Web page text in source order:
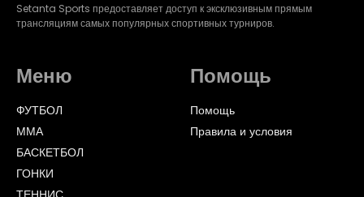
Setanta Sports предоставляет доступ к эксклюзивным прямым
трансляциям самых популярных спортивных турниров.
Меню
ФУТБОЛ
ММА
БАСКЕТБОЛ
ГОНКИ
Помощь
Помощь
Правила и условия